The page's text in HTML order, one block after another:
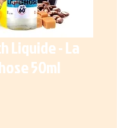
Liquide - La
50ml